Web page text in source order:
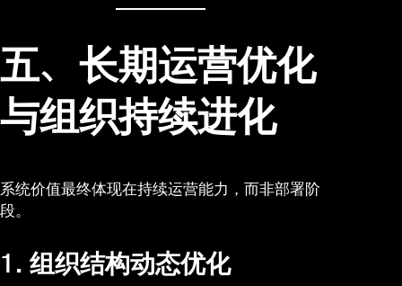
五、长期运营优化
与组织持续进化
系统价值最终体现在持续运营能力，而非部署阶
段。
1. 组织结构动态优化